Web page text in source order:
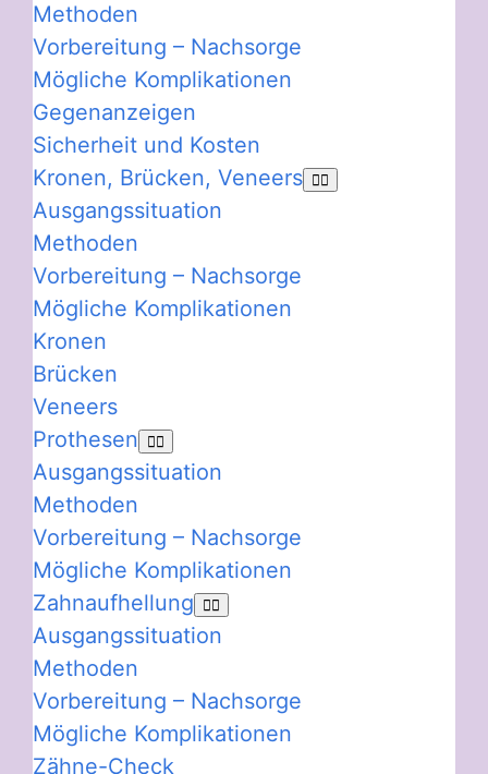
Methoden
Vorbereitung – Nachsorge
Mögliche Komplikationen
Gegenanzeigen
Sicherheit und Kosten
Kronen, Brücken, Veneers
Ausgangssituation
Methoden
Vorbereitung – Nachsorge
Mögliche Komplikationen
Kronen
Brücken
Veneers
Prothesen
Ausgangssituation
Methoden
Vorbereitung – Nachsorge
Mögliche Komplikationen
Zahnaufhellung
Ausgangssituation
Methoden
Vorbereitung – Nachsorge
Mögliche Komplikationen
Zähne-Check